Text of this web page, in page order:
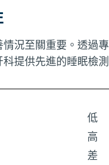
況至關重要。透過
提供先進的睡眠檢
低
高
差